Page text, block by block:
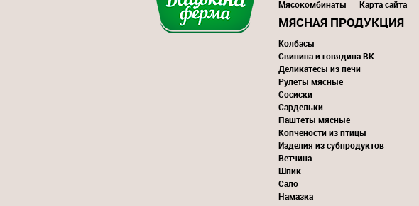
Мясокомбинаты
Карта сайта
МЯСНАЯ ПРОДУКЦИЯ
Колбасы
Свинина и говядина ВК
Деликатесы из печи
Рулеты мясные
Сосиски
Сардельки
Паштеты мясные
Копчёности из птицы
Изделия из субпродуктов
Ветчина
Шпик
Сало
Намазка